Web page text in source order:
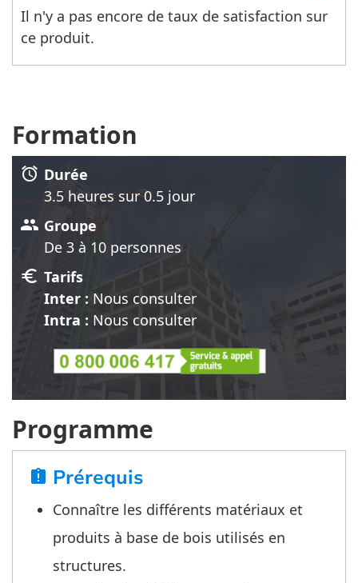
Il n'y a pas encore de taux de satisfaction sur
ce produit.
Formation
alarm Durée
3.5 heures sur 0.5 jour
group Groupe
De 3 à 10 personnes
euro Tarifs
Inter : Nous consulter
Intra : Nous consulter
Programme
assignment_late Prérequis
Connaître les différents matériaux et
produits à base de bois utilisés en
structures.